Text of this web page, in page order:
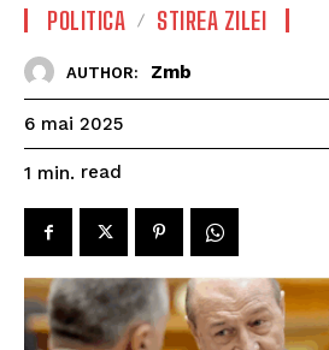
POLITICA STIREA ZILEI
AUTHOR: Zmb
6 mai 2025
1 min. read